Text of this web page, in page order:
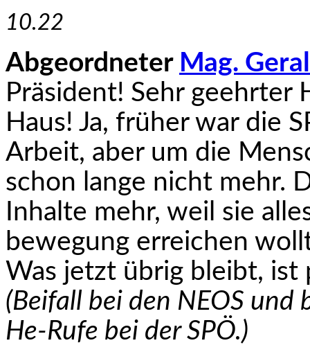
10.22
Abgeordneter Mag.
Präsident! Sehr geehrter
Haus! Ja, früher war die
Arbeit, aber um die
schon lange nicht mehr.
Inhalte mehr, weil sie
bewegung erreichen
Was jetzt übrig bleibt, ist
(Beifall bei den NEOS und
He-Rufe bei der SPÖ.)